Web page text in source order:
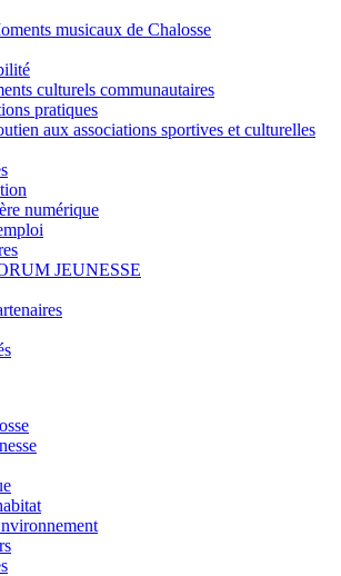
musicaux de Chalosse
culturels communautaires
pratiques
aux associations sportives et culturelles
numérique
JEUNESSE